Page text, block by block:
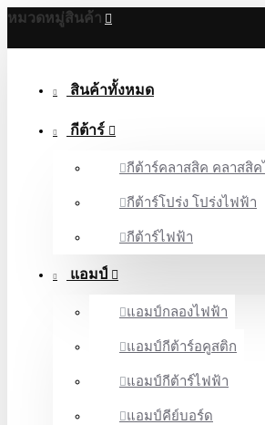
หมวดหมู่สินค้า
สินค้าทั้งหมด
กีต้าร์
กีต้าร์คลาสสิค คลาสสิ
กีต้าร์โปร่ง โปร่งไฟฟ้า
กีต้าร์ไฟฟ้า
แอมป์
แอมป์กลองไฟฟ้า
แอมป์กีต้าร์อคูสติก
แอมป์กีต้าร์ไฟฟ้า
แอมป์คีย์บอร์ด